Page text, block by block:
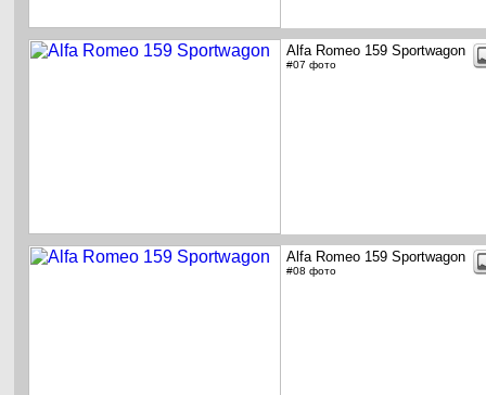
Alfa Romeo 159 Sportwagon
#07 фото
Alfa Romeo 159 Sportwagon
#08 фото